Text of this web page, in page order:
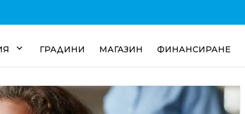
ГРАДИНИ МАГАЗИН ФИНАНСИРАНЕ